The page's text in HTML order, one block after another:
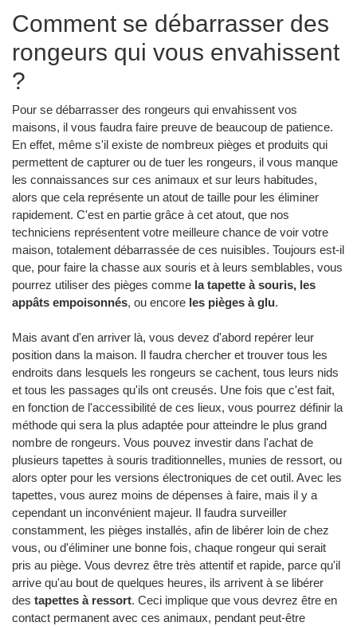
Comment se débarrasser des
rongeurs qui vous envahissent
?
Pour se débarrasser des rongeurs qui envahissent vos
maisons, il vous faudra faire preuve de beaucoup de patience.
En effet, même s'il existe de nombreux pièges et produits qui
permettent de capturer ou de tuer les rongeurs, il vous manque
les connaissances sur ces animaux et sur leurs habitudes,
alors que cela représente un atout de taille pour les éliminer
rapidement. C'est en partie grâce à cet atout, que nos
techniciens représentent votre meilleure chance de voir votre
maison, totalement débarrassée de ces nuisibles. Toujours est-il
que, pour faire la chasse aux souris et à leurs semblables, vous
pourrez utiliser des pièges comme la tapette à souris, les
appâts empoisonnés, ou encore les pièges à glu.
Mais avant d'en arriver là, vous devez d'abord repérer leur
position dans la maison. Il faudra chercher et trouver tous les
endroits dans lesquels les rongeurs se cachent, tous leurs nids
et tous les passages qu'ils ont creusés. Une fois que c'est fait,
en fonction de l'accessibilité de ces lieux, vous pourrez définir la
méthode qui sera la plus adaptée pour atteindre le plus grand
nombre de rongeurs. Vous pouvez investir dans l'achat de
plusieurs tapettes à souris traditionnelles, munies de ressort, ou
alors opter pour les versions électroniques de cet outil. Avec les
tapettes, vous aurez moins de dépenses à faire, mais il y a
cependant un inconvénient majeur. Il faudra surveiller
constamment, les pièges installés, afin de libérer loin de chez
vous, ou d'éliminer une bonne fois, chaque rongeur qui serait
pris au piège. Vous devrez être très attentif et rapide, parce qu'il
arrive qu'au bout de quelques heures, ils arrivent à se libérer
des tapettes à ressort. Ceci implique que vous devrez être en
contact permanent avec ces animaux, pendant peut-être